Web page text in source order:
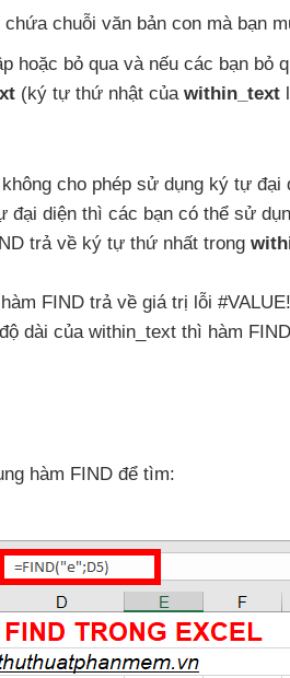
chuỗi văn bản con mà bạn
hoặc bỏ qua và nếu các bạn bỏ
(ký tự thứ nhật của within_text
cho phép sử dụng ký tự đại
đại diện thì các bạn có thể sử
trả về ký tự thứ nhất trong
FIND trả về giá trị lỗi #VALUE!
dài của within_text thì hàm
hàm FIND để tìm: